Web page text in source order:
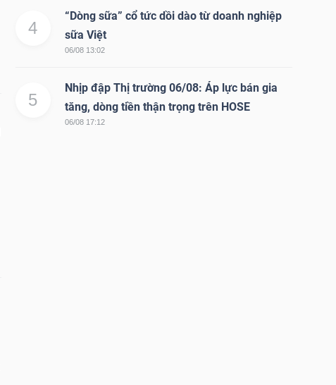
4
“Dòng sữa” cổ tức dồi dào từ doanh nghiệp
sữa Việt
06/08 13:02
5
Nhịp đập Thị trường 06/08: Áp lực bán gia
tăng, dòng tiền thận trọng trên HOSE
06/08 17:12